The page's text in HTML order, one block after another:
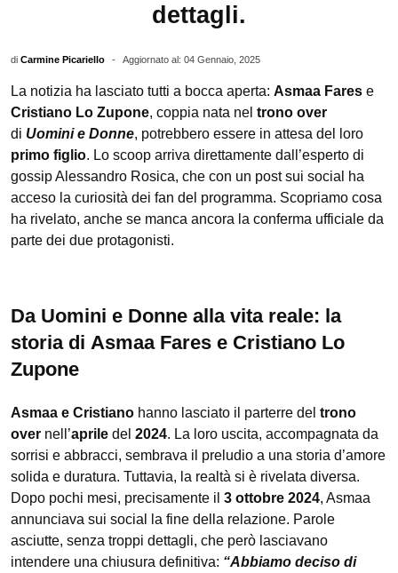
dettagli.
di Carmine Picariello - Aggiornato al: 04 Gennaio, 2025
La notizia ha lasciato tutti a bocca aperta: Asmaa Fares e
Cristiano Lo Zupone, coppia nata nel trono over
di Uomini e Donne, potrebbero essere in attesa del loro
primo figlio. Lo scoop arriva direttamente dall’esperto di
gossip Alessandro Rosica, che con un post sui social ha
acceso la curiosità dei fan del programma. Scopriamo cosa
ha rivelato, anche se manca ancora la conferma ufficiale da
parte dei due protagonisti.
Da Uomini e Donne alla vita reale: la
storia di Asmaa Fares e Cristiano Lo
Zupone
Asmaa e Cristiano hanno lasciato il parterre del trono
over nell’aprile del 2024. La loro uscita, accompagnata da
sorrisi e abbracci, sembrava il preludio a una storia d’amore
solida e duratura. Tuttavia, la realtà si è rivelata diversa.
Dopo pochi mesi, precisamente il 3 ottobre 2024, Asmaa
annunciava sui social la fine della relazione. Parole
asciutte, senza troppi dettagli, che però lasciavano
intendere una chiusura definitiva: “Abbiamo deciso di